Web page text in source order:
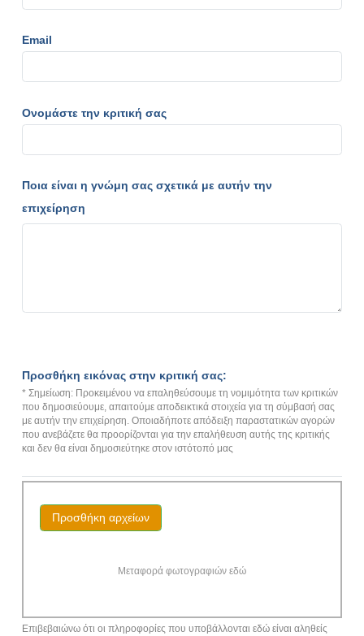
Email
Ονομάστε την κριτική σας
Ποια είναι η γνώμη σας σχετικά με αυτήν την
επιχείρηση
Προσθήκη εικόνας στην κριτική σας:
* Σημείωση: Προκειμένου να επαληθεύσουμε τη νομιμότητα των κριτικών
που δημοσιεύουμε, απαιτούμε αποδεικτικά στοιχεία για τη σύμβασή σας
με αυτήν την επιχείρηση. Οποιαδήποτε απόδειξη παραστατικών αγορών
που ανεβάζετε θα προορίζονται για την επαλήθευση αυτής της κριτικής
και δεν θα είναι δημοσιεύτηκε στον ιστότοπό μας
Προσθήκη αρχείων
Μεταφορά φωτογραφιών εδώ
Επιβεβαιώνω ότι οι πληροφορίες που υποβάλλονται εδώ είναι αληθείς